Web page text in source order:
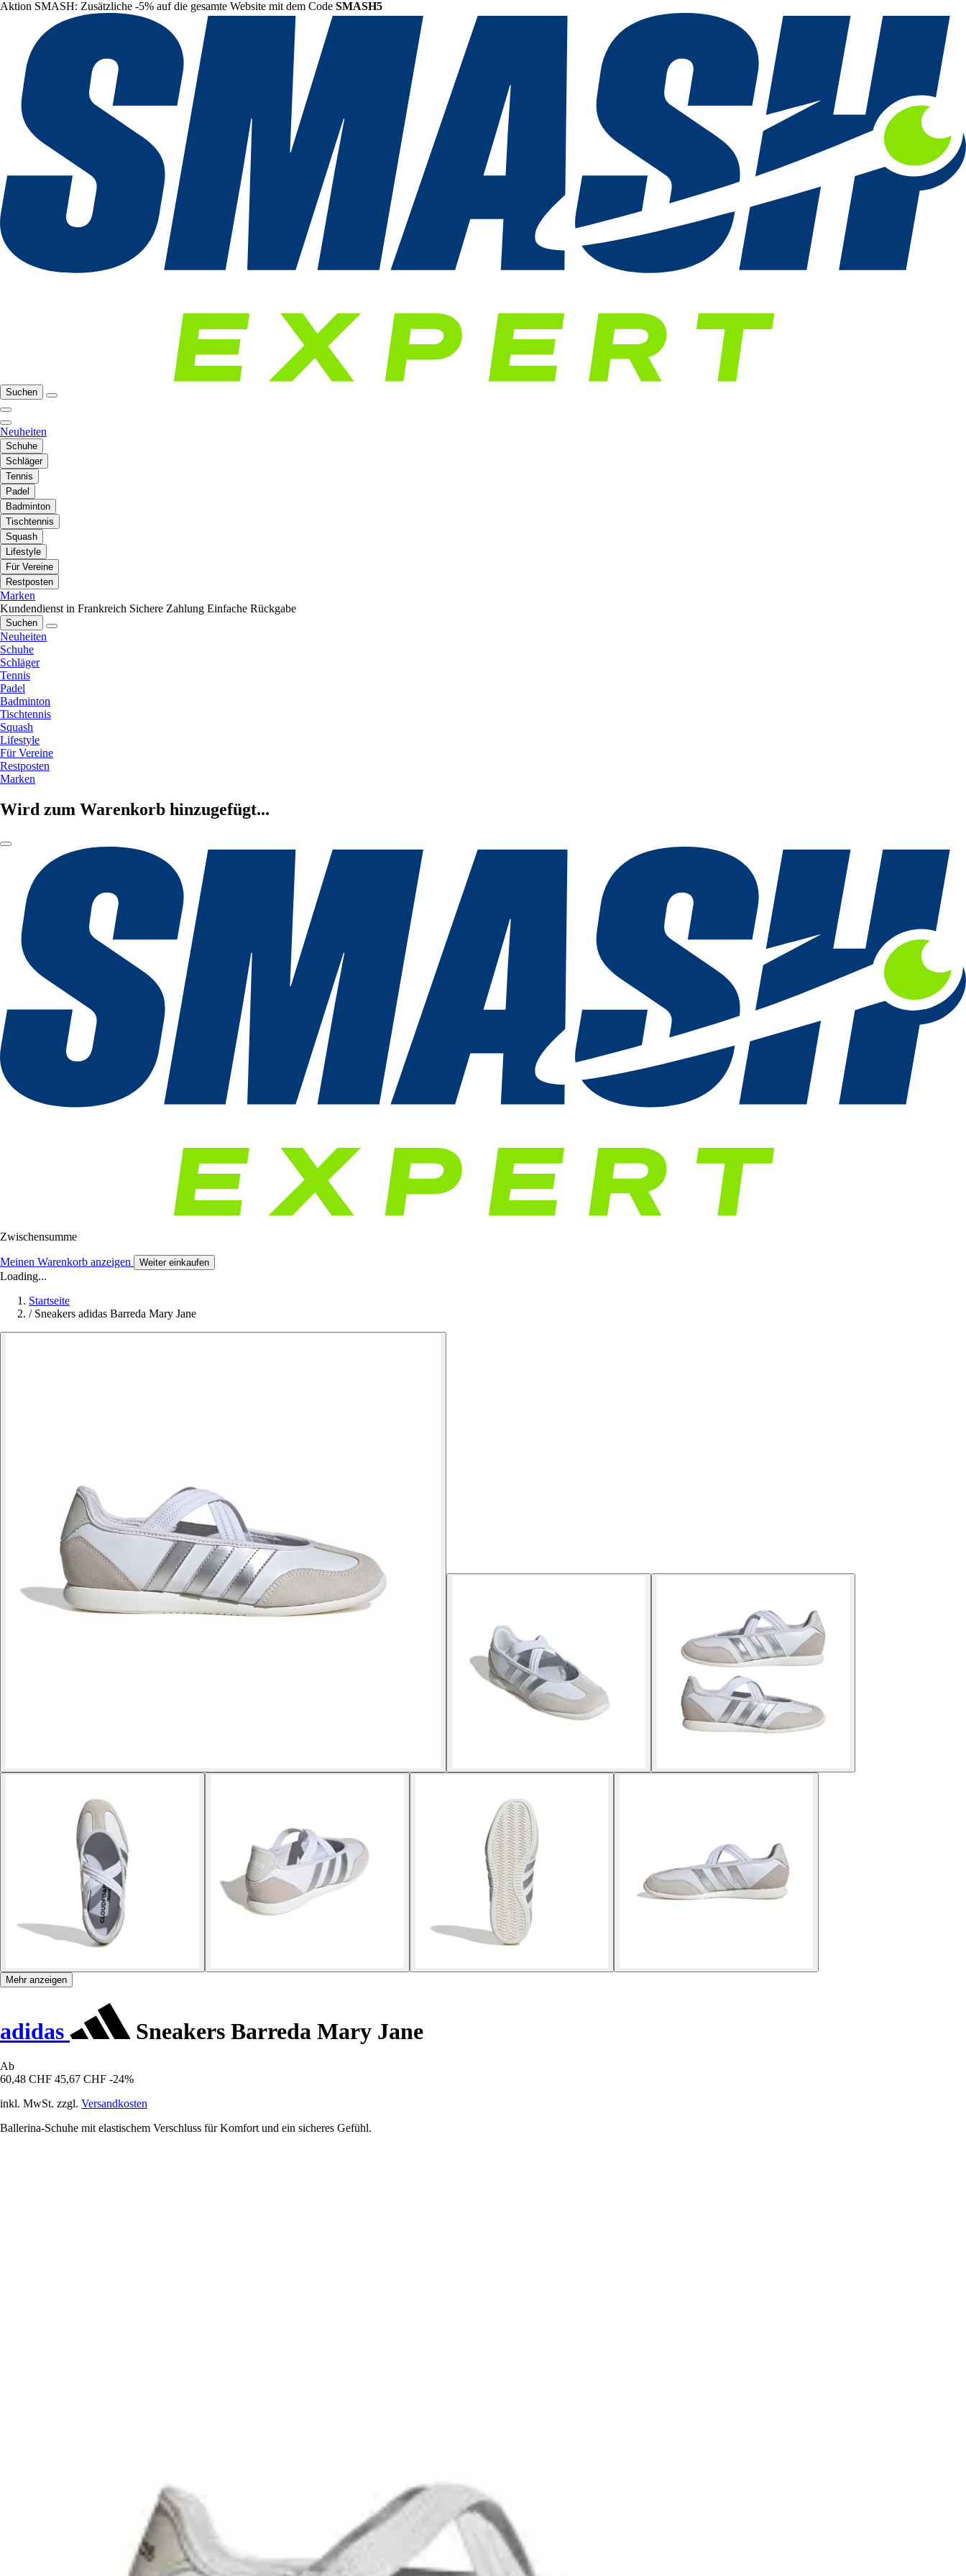
Aktion SMASH: Zusätzliche -5% auf die gesamte Website mit dem Code SMASH5
Suchen
Neuheiten
Schuhe
Schläger
Tennis
Padel
Badminton
Tischtennis
Squash
Lifestyle
Für Vereine
Restposten
Marken
Kundendienst in Frankreich Sichere Zahlung Einfache Rückgabe
Suchen
Neuheiten
Schuhe
Schläger
Tennis
Padel
Badminton
Tischtennis
Squash
Lifestyle
Für Vereine
Restposten
Marken
Wird zum Warenkorb hinzugefügt...
Zwischensumme
Meinen Warenkorb anzeigen Weiter einkaufen
Loading...
Startseite
/ Sneakers adidas Barreda Mary Jane
Mehr anzeigen
adidas Sneakers Barreda Mary Jane
Ab
60,48 CHF 45,67 CHF -24%
inkl. MwSt. zzgl. Versandkosten
Ballerina-Schuhe mit elastischem Verschluss für Komfort und ein sicheres Gefühl.